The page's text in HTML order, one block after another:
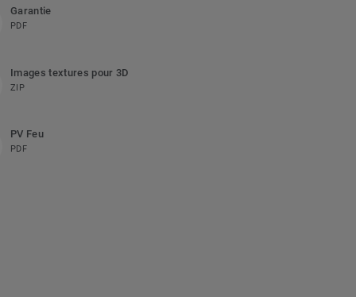
Garantie
PDF
Images textures pour 3D
ZIP
PV Feu
PDF